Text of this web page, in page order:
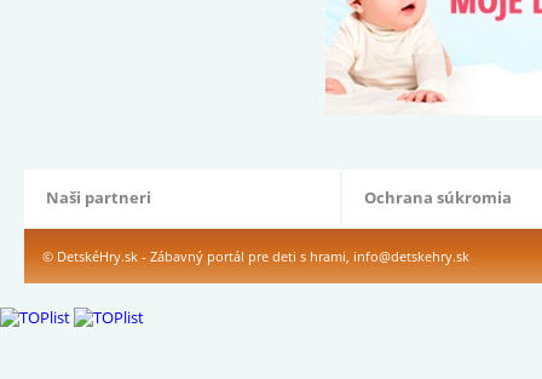
Naši partneri Ochrana súkromia
© DetskéHry.sk - Zábavný portál pre deti s hrami, info@detskehry.sk